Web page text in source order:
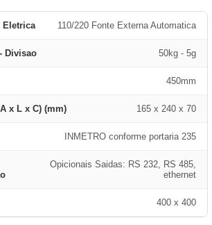
Eletrica 110/220 Fonte Externa Automatica
Divisao 50kg - 5g
450mm
x L x C) (mm) 165 x 240 x 70
INMETRO conforme portaria 235
Opicionais Saidas: RS 232, RS 485,
ethernet
400 x 400